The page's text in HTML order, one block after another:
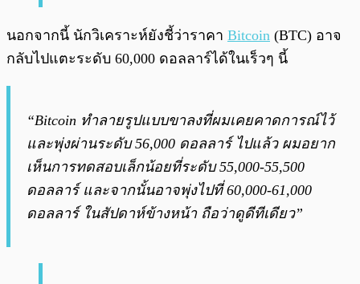
นอกจากนี้ นักวิเคราะห์ยังชี้ว่าราคา Bitcoin (BTC) อาจ
กลับไปแตะระดับ 60,000 ดอลลาร์ได้ในเร็วๆ นี้
“Bitcoin ทำลายรูปแบบขาลงที่ผมเคยคาดการณ์ไว้
และพุ่งผ่านระดับ 56,000 ดอลลาร์ ไปแล้ว ผมอยาก
เห็นการทดสอบเล็กน้อยที่ระดับ 55,000-55,500
ดอลลาร์ และจากนั้นอาจพุ่งไปที่ 60,000-61,000
ดอลลาร์ ในสัปดาห์ข้างหน้า ถือว่าดูดีทีเดียว”